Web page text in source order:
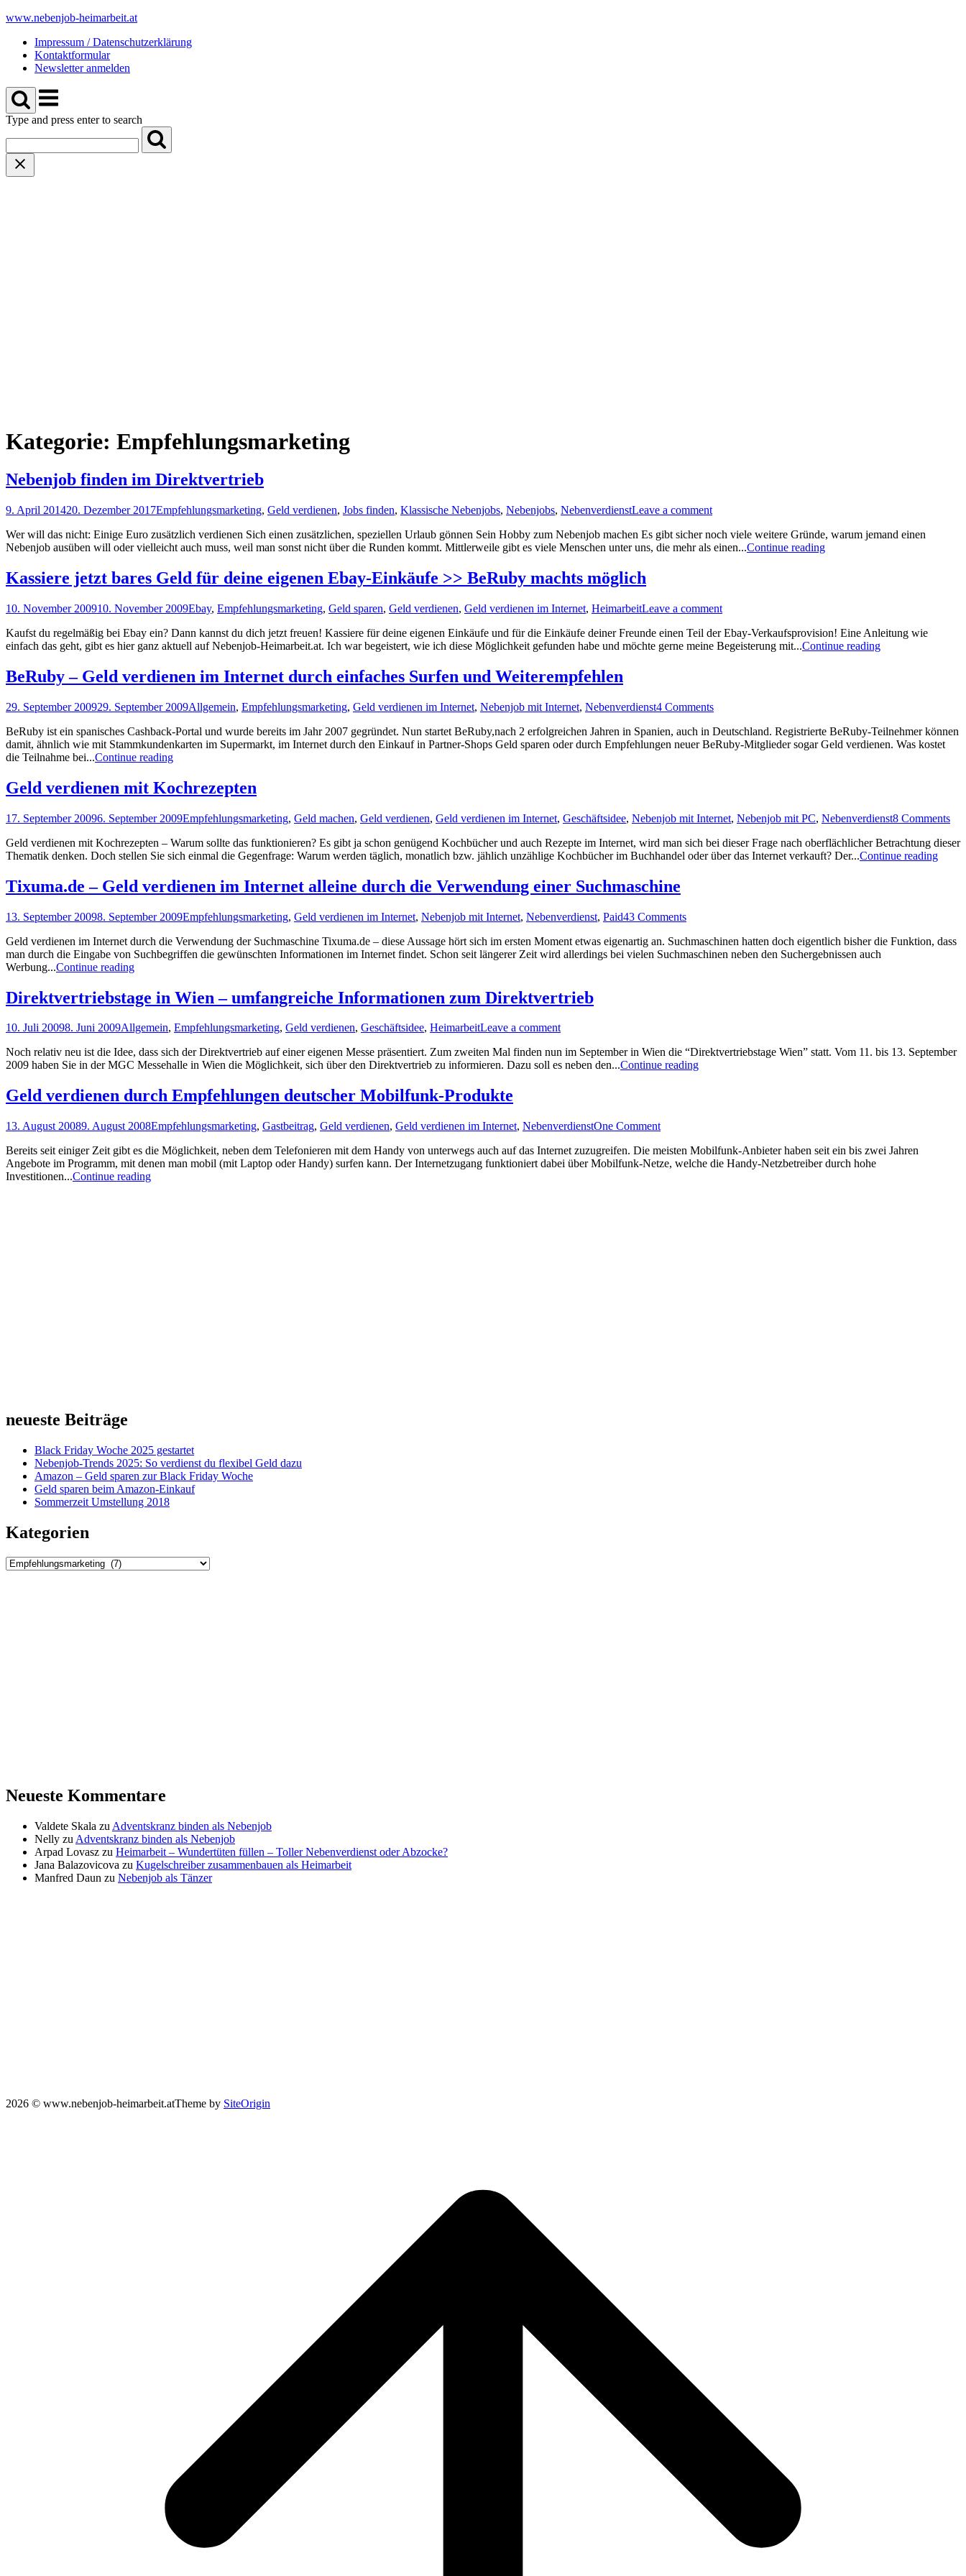
Skip
content
www.nebenjob-heimarbeit.at
Impressum / Datenschutzerklärung
Kontaktformular
Newsletter anmelden
Menu
Type and press enter to search
Kategorie: Empfehlungsmarketing
Nebenjob finden im Direktvertrieb
9. April 201420. Dezember 2017Empfehlungsmarketing, Geld verdienen, Jobs finden, Klassische Nebenjobs, Nebenjobs, NebenverdienstLeave a comment
Wer will das nicht: Einige Euro zusätzlich verdienen Sich einen zusätzlichen, speziellen Urlaub gönnen Sein Hobby zum Nebenjob machen Es gibt sicher noch viele weitere Gründe, warum jemand einen
Nebenjob ausüben will oder vielleicht auch muss, weil man sonst nicht über die Runden kommt. Mittlerweile gibt es viele Menschen unter uns, die mehr als einen...Continue reading
Kassiere jetzt bares Geld für deine eigenen Ebay-Einkäufe >> BeRuby machts möglich
10. November 200910. November 2009Ebay, Empfehlungsmarketing, Geld sparen, Geld verdienen, Geld verdienen im Internet, HeimarbeitLeave a comment
Kaufst du regelmäßig bei Ebay ein? Dann kannst du dich jetzt freuen! Kassiere für deine eigenen Einkäufe und für die Einkäufe deiner Freunde einen Teil der Ebay-Verkaufsprovision! Eine Anleitung wie
einfach das geht, gibt es hier ganz aktuell auf Nebenjob-Heimarbeit.at. Ich war begeistert, wie ich diese Möglichkeit gefunden habe und möchte gerne meine Begeisterung mit...Continue reading
BeRuby – Geld verdienen im Internet durch einfaches Surfen und Weiterempfehlen
29. September 200929. September 2009Allgemein, Empfehlungsmarketing, Geld verdienen im Internet, Nebenjob mit Internet, Nebenverdienst4 Comments
BeRuby ist ein spanisches Cashback-Portal und wurde bereits im Jahr 2007 gegründet. Nun startet BeRuby,nach 2 erfolgreichen Jahren in Spanien, auch in Deutschland. Registrierte BeRuby-Teilnehmer können
damit, ähnlich wie mit Stammkundenkarten im Supermarkt, im Internet durch den Einkauf in Partner-Shops Geld sparen oder durch Empfehlungen neuer BeRuby-Mitglieder sogar Geld verdienen. Was kostet
die Teilnahme bei...Continue reading
Geld verdienen mit Kochrezepten
17. September 20096. September 2009Empfehlungsmarketing, Geld machen, Geld verdienen, Geld verdienen im Internet, Geschäftsidee, Nebenjob mit Internet, Nebenjob mit PC, Nebenverdienst8 Comments
Geld verdienen mit Kochrezepten – Warum sollte das funktionieren? Es gibt ja schon genügend Kochbücher und auch Rezepte im Internet, wird man sich bei dieser Frage nach oberflächlicher Betrachtung dieser
Thematik denken. Doch stellen Sie sich einmal die Gegenfrage: Warum werden täglich, monatlich bzw. jählich unzählige Kochbücher im Buchhandel oder über das Internet verkauft? Der...Continue reading
Tixuma.de – Geld verdienen im Internet alleine durch die Verwendung einer Suchmaschine
13. September 20098. September 2009Empfehlungsmarketing, Geld verdienen im Internet, Nebenjob mit Internet, Nebenverdienst, Paid43 Comments
Geld verdienen im Internet durch die Verwendung der Suchmaschine Tixuma.de – diese Aussage hört sich im ersten Moment etwas eigenartig an. Suchmaschinen hatten doch eigentlich bisher die Funktion, dass
man durch die Eingabe von Suchbegriffen die gewünschten Informationen im Internet findet. Schon seit längerer Zeit wird allerdings bei vielen Suchmaschinen neben den Suchergebnissen auch
Werbung...Continue reading
Direktvertriebstage in Wien – umfangreiche Informationen zum Direktvertrieb
10. Juli 20098. Juni 2009Allgemein, Empfehlungsmarketing, Geld verdienen, Geschäftsidee, HeimarbeitLeave a comment
Noch relativ neu ist die Idee, dass sich der Direktvertrieb auf einer eigenen Messe präsentiert. Zum zweiten Mal finden nun im September in Wien die “Direktvertriebstage Wien” statt. Vom 11. bis 13. September
2009 haben Sie in der MGC Messehalle in Wien die Möglichkeit, sich über den Direktvertrieb zu informieren. Dazu soll es neben den...Continue reading
Geld verdienen durch Empfehlungen deutscher Mobilfunk-Produkte
13. August 20089. August 2008Empfehlungsmarketing, Gastbeitrag, Geld verdienen, Geld verdienen im Internet, NebenverdienstOne Comment
Bereits seit einiger Zeit gibt es die Möglichkeit, neben dem Telefonieren mit dem Handy von unterwegs auch auf das Internet zuzugreifen. Die meisten Mobilfunk-Anbieter haben seit ein bis zwei Jahren
Angebote im Programm, mit denen man mobil (mit Laptop oder Handy) surfen kann. Der Internetzugang funktioniert dabei über Mobilfunk-Netze, welche die Handy-Netzbetreiber durch hohe
Investitionen...Continue reading
neueste Beiträge
Black Friday Woche 2025 gestartet
Nebenjob-Trends 2025: So verdienst du flexibel Geld dazu
Amazon – Geld sparen zur Black Friday Woche
Geld sparen beim Amazon-Einkauf
Sommerzeit Umstellung 2018
Kategorien
Kategorien
Neueste Kommentare
Valdete Skala zu Adventskranz binden als Nebenjob
Nelly zu Adventskranz binden als Nebenjob
Arpad Lovasz zu Heimarbeit – Wundertüten füllen – Toller Nebenverdienst oder Abzocke?
Jana Balazovicova zu Kugelschreiber zusammenbauen als Heimarbeit
Manfred Daun zu Nebenjob als Tänzer
2026 © www.nebenjob-heimarbeit.atTheme by SiteOrigin